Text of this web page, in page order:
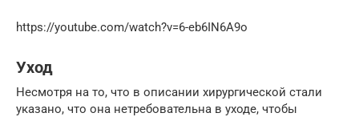
https://youtube.com/watch?v=6-eb6IN6A9o
Уход
Несмотря на то, что в описании хирургической стали
указано, что она нетребовательна в уходе, чтобы